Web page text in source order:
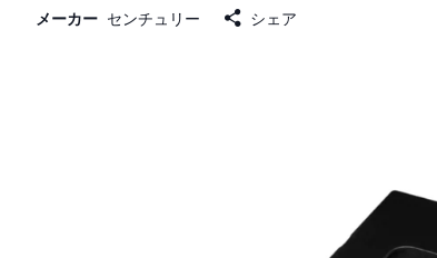
メーカー センチュリー シェア